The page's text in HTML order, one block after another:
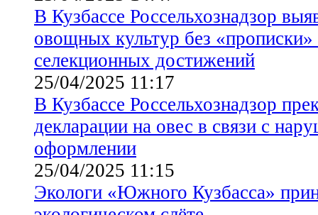
В Кузбассе Россельхознадзор
овощных культур без «прописки»
селекционных достижений
25/04/2025 11:17
В Кузбассе Россельхознадзор
декларации на овес в связи с
оформлении
25/04/2025 11:15
Экологи «Южного Кузбасса»